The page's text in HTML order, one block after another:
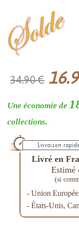
34.90 €
Une économie de
collections.
Livré en
Estimé
(si
- Union
- États-Unis,